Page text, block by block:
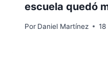
escuela quedó
Por Daniel Martínez